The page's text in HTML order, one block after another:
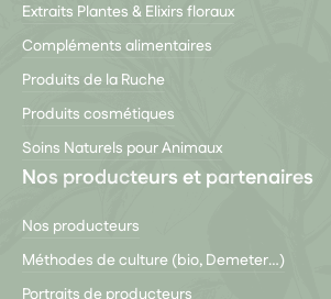
Extraits Plantes & Elixirs floraux
Compléments alimentaires
Produits de la Ruche
Produits cosmétiques
Soins Naturels pour Animaux
Nos producteurs et partenaires
Nos producteurs
Méthodes de culture (bio, Demeter…)